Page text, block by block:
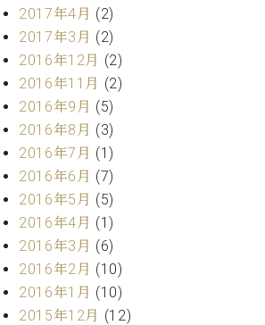
ュ
タ
イ
ン
デ
ジ
タ
ル)
ベ
ン
ト
情
報
王
子
工
房
ブ
ロ
ア
ク
セ
2017年4月 (2)
2017年3月 (2)
2016年12月 (2)
2016年11月 (2)
2016年9月 (5)
2016年8月 (3)
2016年7月 (1)
2016年6月 (7)
2016年5月 (5)
2016年4月 (1)
2016年3月 (6)
2016年2月 (10)
2016年1月 (10)
2015年12月 (12)